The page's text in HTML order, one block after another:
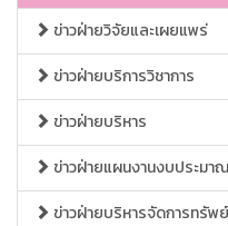
ข่าวฝ่ายวิจัยและเผยแพร่
ข่าวฝ่ายบริการวิชาการ
ข่าวฝ่ายบริหาร
ข่าวฝ่ายแผนงานงบประม
ข่าวฝ่ายบริหารจัดการทรั